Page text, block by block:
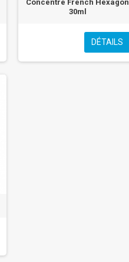
Concentré French Hexagon
30ml
DÉTAILS